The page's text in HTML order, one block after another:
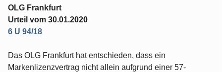
OLG Frankfurt
Urteil vom 30.01.2020
6 U 94/18
Das OLG Frankfurt hat entschieden, dass ein
Markenlizenzvertrag nicht allein aufgrund einer 57-